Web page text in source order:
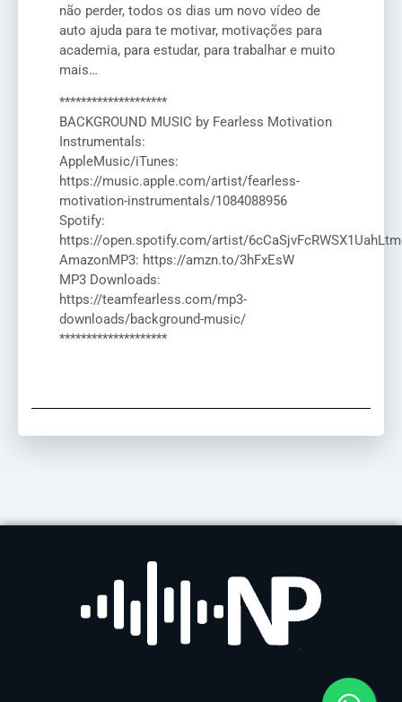
não perder, todos os dias um novo vídeo de
auto ajuda para te motivar, motivações para
academia, para estudar, para trabalhar e muito
mais…
********************
BACKGROUND MUSIC by Fearless Motivation
Instrumentals:
AppleMusic/iTunes:
https://music.apple.com/artist/fearless-
motivation-instrumentals/1084088956
Spotify:
https://open.spotify.com/artist/
AmazonMP3: https://amzn.to/3hFxEsW
MP3 Downloads:
https://teamfearless.com/mp3-
downloads/background-music/
********************